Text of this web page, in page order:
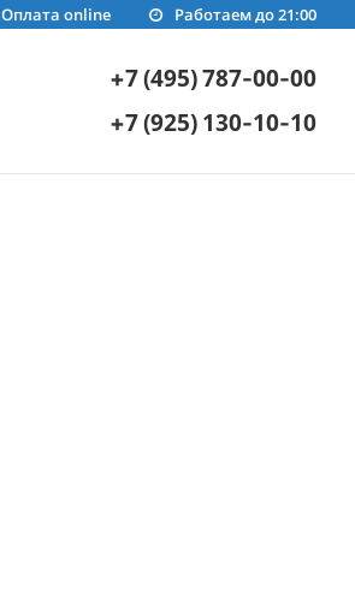
Работаем до 21:00
Оплата online
+7 (495) 787-00-00
+7 (925) 130-10-10